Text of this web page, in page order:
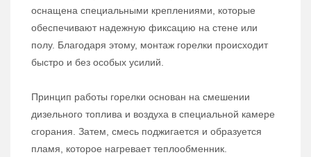
оснащена специальными креплениями, которые
обеспечивают надежную фиксацию на стене или
полу. Благодаря этому, монтаж горелки происходит
быстро и без особых усилий.
Принцип работы горелки основан на смешении
дизельного топлива и воздуха в специальной камере
сгорания. Затем, смесь поджигается и образуется
пламя, которое нагревает теплообменник.